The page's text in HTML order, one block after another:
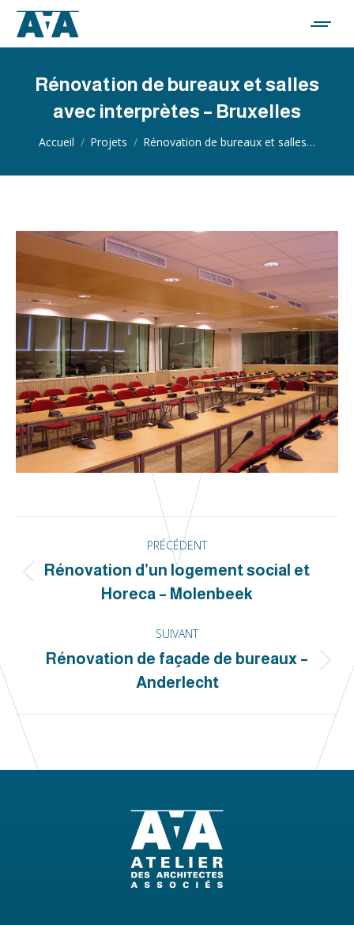
Rénovation de bureaux et salles
avec interprètes – Bruxelles
Vous êtes ici :
Accueil Projets Rénovation de bureaux et salles…
de
commentaire
PRÉCÉDENT
Onglet
précédent
Rénovation d’un logement social et
Horeca – Molenbeek
SUIVANT
Projets
similaires
Rénovation de façade de bureaux –
Anderlecht